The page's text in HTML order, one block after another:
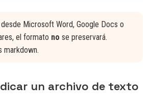
Microsoft Word, Google Docs o
el formato no se preservará.
markdown.
un archivo de texto